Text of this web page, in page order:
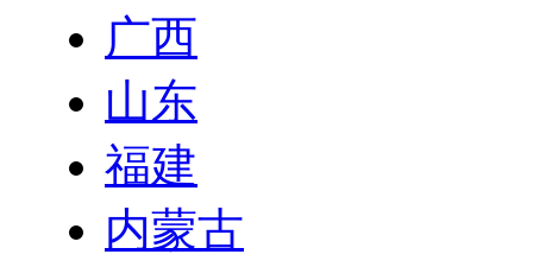
广西
山东
福建
内蒙古